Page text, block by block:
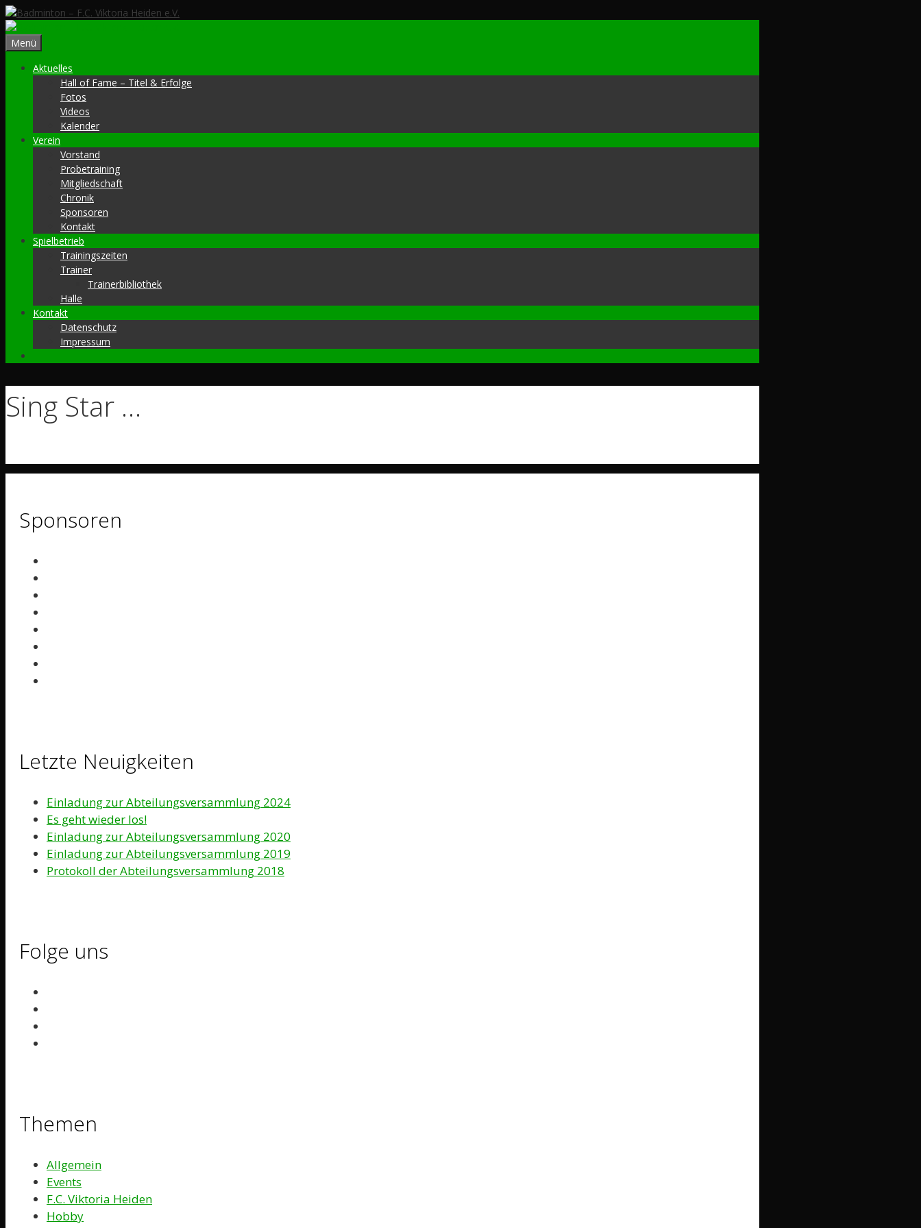
Zum
Inhalt
springen
Menü
Aktuelles
Hall of Fame – Titel & Erfolge
Fotos
Videos
Kalender
Verein
Vorstand
Probetraining
Mitgliedschaft
Chronik
Sponsoren
Kontakt
Spielbetrieb
Trainingszeiten
Trainer
Trainerbibliothek
Halle
Kontakt
Datenschutz
Impressum
Sing Star …
Sponsoren
Letzte Neuigkeiten
Einladung zur Abteilungsversammlung 2024
Es geht wieder los!
Einladung zur Abteilungsversammlung 2020
Einladung zur Abteilungsversammlung 2019
Protokoll der Abteilungsversammlung 2018
Folge uns
Themen
Allgemein
Events
F.C. Viktoria Heiden
Hobby